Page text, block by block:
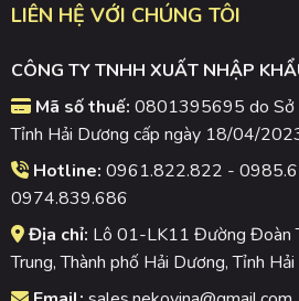
LIÊN HỆ VỚI CHÚNG TÔI
CÔNG TY TNHH XUẤT NHẬP
Mã số thuế: 0801395695 do Sở
Tỉnh Hải Dương cấp ngày 18/04/
Hotline: 0961.822.822 -
0974.839.686
Địa chỉ: Lô 01-LK11 Đường Đoàn
Trung, Thành phố Hải Dương, Tỉnh